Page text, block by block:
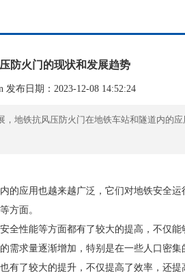
防火门的现状和发展趋势
发布日期：2023-12-08 14:52:24
地铁抗风压防火门在地铁车站和隧道内的
的应用也越来越广泛，它们对地铁安全
方面。
全性能等方面都有了较大的提高，不仅
需求量逐渐增加，特别是在一些人口密
了较大的提升，不仅提高了效率，还提